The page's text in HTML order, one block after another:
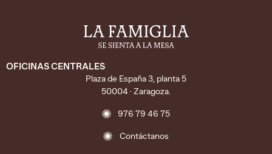
OFICINAS CENTRALES
Plaza de España 3, planta 5
50004 · Zaragoza.
976 79 46 75
Contáctanos